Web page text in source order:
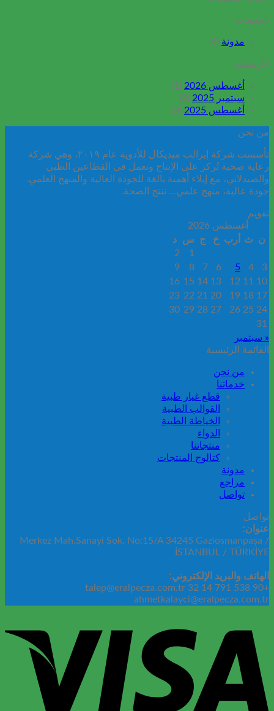
تصنيفات
مدونة (6)
الأرشيف
أغسطس 2026
(1)
سبتمبر 2025
(2)
أغسطس 2025
(3)
من نحن
تأسست شركة إيرالب ميديكال للأدوية عام ٢٠١٩، وهي شركة
رعاية صحية تُركز على الإنتاج وتعمل في القطاعين الطبي
والصيدلاني، مع إيلاء أهمية بالغة للجودة العالية والمنهج العلمي.
جودة عالية، منهج علمي... ننتج الصحة.
تقويم
أغسطس 2026
ن ث أرب خ ج س د
1
2
3
4
5
6
7
8
9
10
11
12
13
14
15
16
17
18
19
20
21
22
23
24
25
26
27
28
29
30
31
« سبتمبر
القائمة الرئيسية
من نحن
خدماتنا
قطع غيار طبية
القوالب الطبية
الخياطة الطبية
الدواء
منتجاتنا
كتالوج المنتجات
مدونة
مراجع
تواصل
تواصل
عنوان:
Merkez Mah.Sanayi Sok. No:15/A 34245 Gaziosmanpaşa /
İSTANBUL / TÜRKİYE
الهاتف والبريد الإلكتروني:
+90 538 791 14 32 talep@eralpecza.com.tr
ahmetkalayci@eralpecza.com.tr